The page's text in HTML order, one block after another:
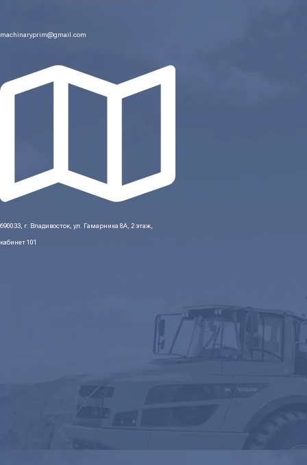
machinaryprim@gmail.com
690033, г. Владивосток, ул. Гамарника 8А, 2 этаж,
кабинет 101